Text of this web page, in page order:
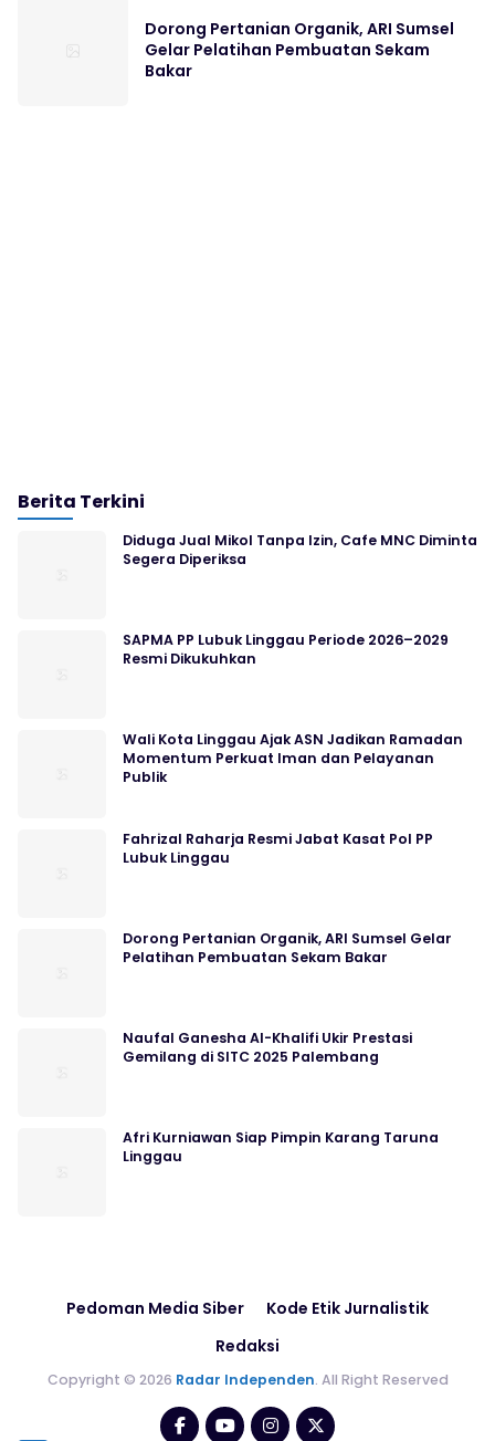
Dorong Pertanian Organik, ARI Sumsel
Gelar Pelatihan Pembuatan Sekam
Bakar
Berita Terkini
Diduga Jual Mikol Tanpa Izin, Cafe MNC Diminta
Segera Diperiksa
SAPMA PP Lubuk Linggau Periode 2026–2029
Resmi Dikukuhkan
Wali Kota Linggau Ajak ASN Jadikan Ramadan
Momentum Perkuat Iman dan Pelayanan
Publik
Fahrizal Raharja Resmi Jabat Kasat Pol PP
Lubuk Linggau
Dorong Pertanian Organik, ARI Sumsel Gelar
Pelatihan Pembuatan Sekam Bakar
Naufal Ganesha Al-Khalifi Ukir Prestasi
Gemilang di SITC 2025 Palembang
Afri Kurniawan Siap Pimpin Karang Taruna
Linggau
Pedoman Media Siber
Kode Etik Jurnalistik
Redaksi
Copyright © 2026 Radar Independen. All Right Reserved